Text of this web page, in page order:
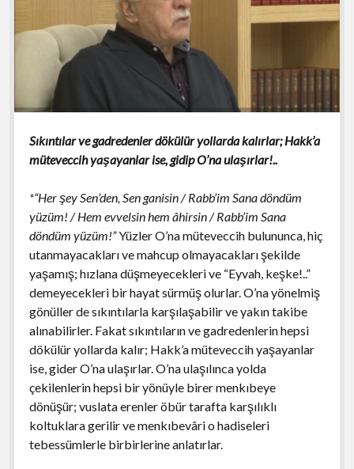
Sıkıntılar ve gadredenler dökülür yollarda kalırlar; Hakk’a
müteveccih yaşayanlar ise, gidip O’na ulaşırlar!..
*“Her şey Sen’den, Sen ganisin / Rabb’im Sana döndüm
yüzüm! / Hem evvelsin hem âhirsin / Rabb’im Sana
döndüm yüzüm!”Yüzler O’na müteveccih bulununca, hiç
utanmayacakları ve mahcup olmayacakları şekilde
yaşamış; hızlana düşmeyecekleri ve “Eyvah, keşke!..”
demeyecekleri bir hayat sürmüş olurlar. O’na yönelmiş
gönüller de sıkıntılarla karşılaşabilir ve yakın takibe
alınabilirler. Fakat sıkıntıların ve gadredenlerin hepsi
dökülür yollarda kalır; Hakk’a müteveccih yaşayanlar
ise, gider O’na ulaşırlar. O’na ulaşılınca yolda
çekilenlerin hepsi bir yönüyle birer menkıbeye
dönüşür; vuslata erenler öbür tarafta karşılıklı
koltuklara gerilir ve menkıbevâri o hadiseleri
tebessümlerle birbirlerine anlatırlar.